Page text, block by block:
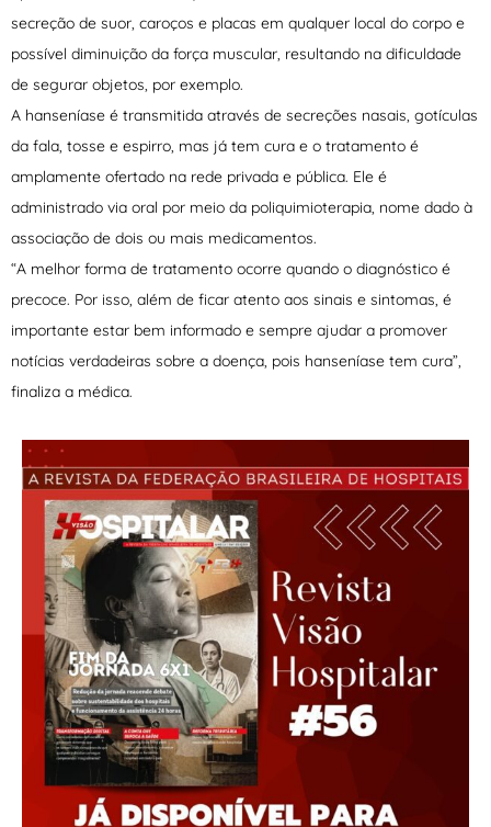
secreção de suor, caroços e placas em qualquer local do corpo e
possível diminuição da força muscular, resultando na dificuldade
de segurar objetos, por exemplo.
A hanseníase é transmitida através de secreções nasais, gotículas
da fala, tosse e espirro, mas já tem cura e o tratamento é
amplamente ofertado na rede privada e pública. Ele é
administrado via oral por meio da poliquimioterapia, nome dado à
associação de dois ou mais medicamentos.
“A melhor forma de tratamento ocorre quando o diagnóstico é
precoce. Por isso, além de ficar atento aos sinais e sintomas, é
importante estar bem informado e sempre ajudar a promover
notícias verdadeiras sobre a doença, pois hanseníase tem cura”,
finaliza a médica.